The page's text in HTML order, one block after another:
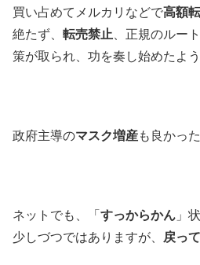
買い占めてメルカリなどで高額
絶たず、 転売禁止 、正規のルー
策が取られ、功を奏し始めたよう
政府主導のマスク増産も良かっ
ネットでも、「 すっからかん 」
少しづつではありますが、 戻って